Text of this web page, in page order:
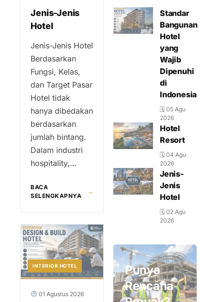
Jenis-Jenis
Hotel
Jenis-Jenis Hotel
Berdasarkan
Fungsi, Kelas,
dan Target Pasar
Hotel tidak
hanya dibedakan
berdasarkan
jumlah bintang.
Dalam industri
hospitality,...
BACA
SELENGKAPNYA
→
INTERIOR HOTEL
01 Agustus 2026
Standar
Bangunan
Hotel
yang
Wajib
Dipenuhi
di
Indonesia
🗓 05 Agu
2026
Hotel
Resort
🗓 04 Agu
2026
Jenis-
Jenis
Hotel
🗓 02 Agu
2026
Punya
Rencana